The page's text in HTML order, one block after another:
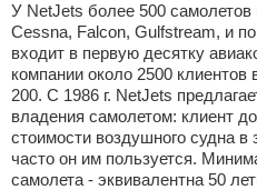
У NetJets более 500 самолетов
Cessna, Falcon, Gulfstream, и
входит в первую десятку
компании около 2500
200. С 1986 г. NetJets
владения самолетом: клиент
стоимости воздушного судна в
часто он им пользуется.
самолета - эквивалентна 50